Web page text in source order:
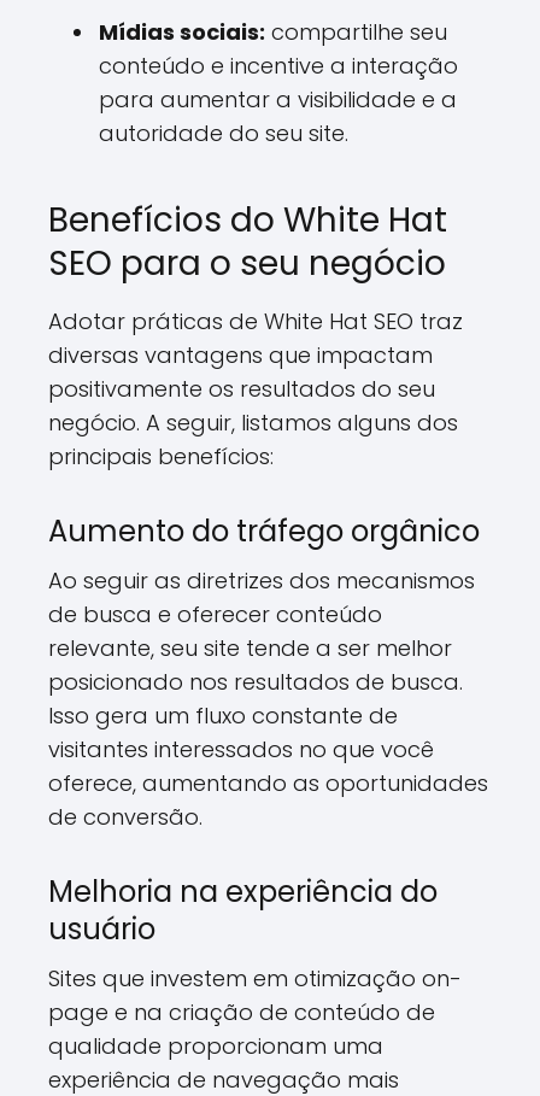
Mídias sociais: compartilhe seu
conteúdo e incentive a interação
para aumentar a visibilidade e a
autoridade do seu site.
Benefícios do White Hat
SEO para o seu negócio
Adotar práticas de White Hat SEO traz
diversas vantagens que impactam
positivamente os resultados do seu
negócio. A seguir, listamos alguns dos
principais benefícios:
Aumento do tráfego orgânico
Ao seguir as diretrizes dos mecanismos
de busca e oferecer conteúdo
relevante, seu site tende a ser melhor
posicionado nos resultados de busca.
Isso gera um fluxo constante de
visitantes interessados no que você
oferece, aumentando as oportunidades
de conversão.
Melhoria na experiência do
usuário
Sites que investem em otimização on-
page e na criação de conteúdo de
qualidade proporcionam uma
experiência de navegação mais